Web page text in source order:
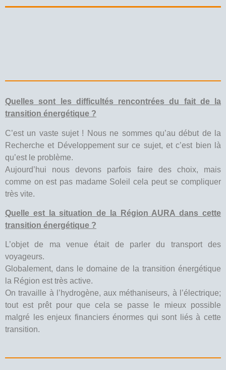
Quelles sont les difficultés rencontrées du fait de la
transition énergétique ?
C’est un vaste sujet ! Nous ne sommes qu’au début de la
Recherche et Développement sur ce sujet, et c’est bien là
qu’est le problème.
Aujourd’hui nous devons parfois faire des choix, mais
comme on est pas madame Soleil cela peut se compliquer
très vite.
Quelle est la situation de la Région AURA dans cette
transition énergétique ?
L’objet de ma venue était de parler du transport des
voyageurs.
Globalement, dans le domaine de la transition énergétique
la Région est très active.
On travaille à l’hydrogène, aux méthaniseurs, à l’électrique;
tout est prêt pour que cela se passe le mieux possible
malgré les enjeux financiers énormes qui sont liés à cette
transition.